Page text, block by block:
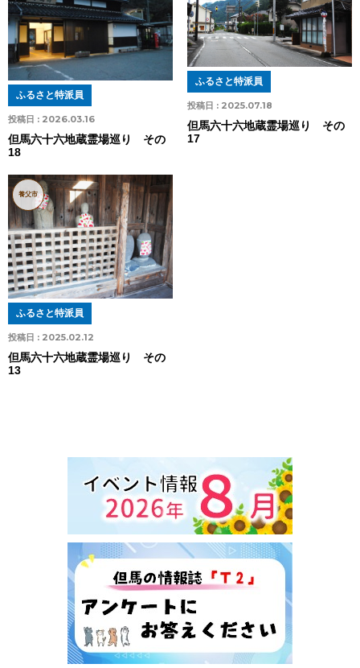
投稿日 : 2026.03.16
ふるさと特派員
但馬六十六地蔵霊場巡り その
18
投稿日 : 2025.07.18
ふるさと特派員
但馬六十六地蔵霊場巡り その
17
養父市
投稿日 : 2025.02.12
ふるさと特派員
但馬六十六地蔵霊場巡り その
13